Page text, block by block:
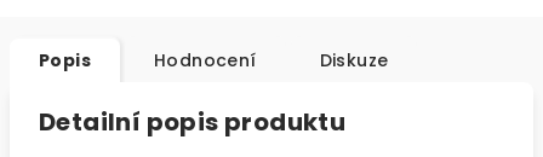
Popis Hodnocení Diskuze
Detailní popis produktu